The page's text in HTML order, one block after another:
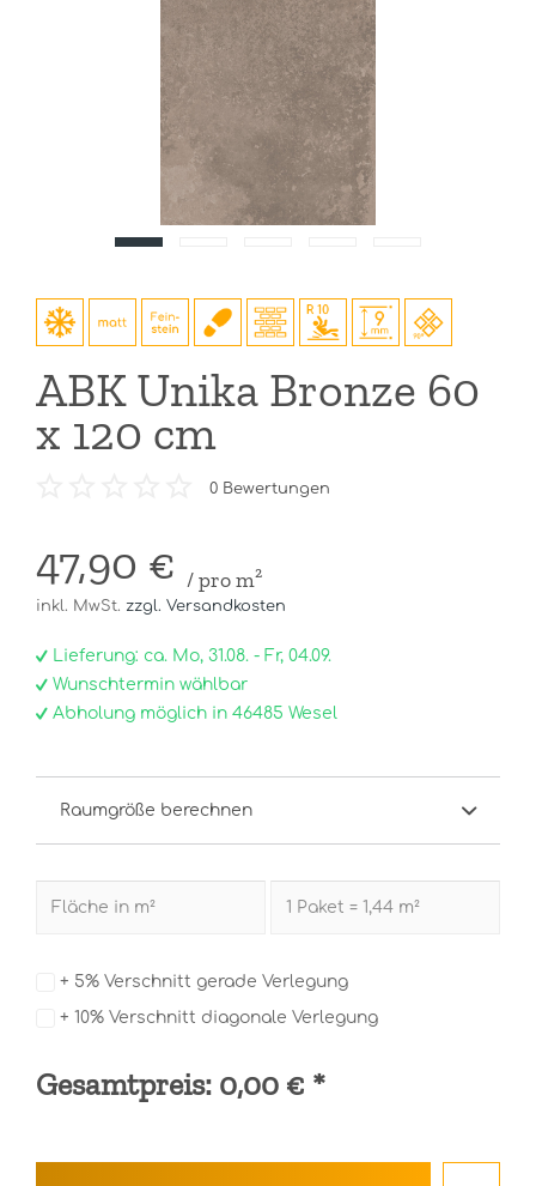
ABK Unika Bronze 60
x 120 cm
0 Bewertungen
47,90 € / pro m²
inkl. MwSt. zzgl. Versandkosten
Lieferung: ca. Mo, 31.08. - Fr, 04.09.
Wunschtermin wählbar
Abholung möglich in 46485 Wesel
Raumgröße berechnen
+ 5% Verschnitt gerade Verlegung
+ 10% Verschnitt diagonale Verlegung
Gesamtpreis: 0,00 € *